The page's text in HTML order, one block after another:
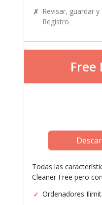
Revisar, guardar
Registro
Free
Todas las
Cleaner Free pero
Ordenadores